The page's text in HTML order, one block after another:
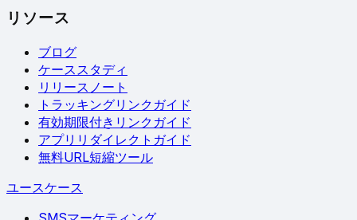
リソース
ブログ
ケーススタディ
リリースノート
トラッキングリンクガイド
有効期限付きリンクガイド
アプリリダイレクトガイド
無料URL短縮ツール
ユースケース